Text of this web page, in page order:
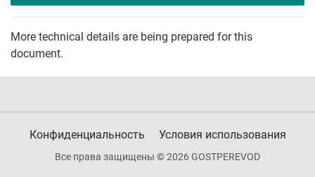
More technical details are being prepared for this
document.
Конфиденциальность Условия использования
Все права защищены © 2026 GOSTPEREVOD